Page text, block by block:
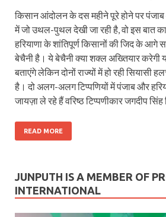
किसान आंदोलन के दस महीने पूरे होने पर पंजाब
में जो उथल-पुथल देखी जा रही है, वो इस बात
हरियाणा के शांतिपूर्ण किसानों की जिद के आगे
बेचैनी है। ये बेचैनी क्‍या शक्‍ल अख्तियार करेगी
बताएंगे लेकिन दोनों राज्‍यों में हो रही सियासी
है। दो अलग-अलग टिप्‍पणियों में पंजाब और
जायज़ा ले रहे हैं वरिष्‍ठ टिप्‍पणीकार जगदीप सिंह
READ MORE
JUNPUTH IS A MEMBER OF
INTERNATIONAL